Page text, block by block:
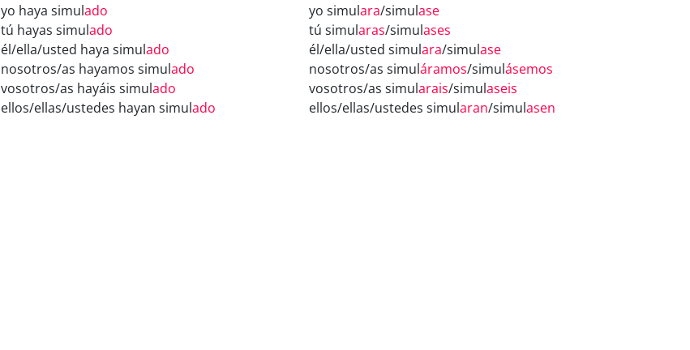
yo haya simulado
tú hayas simulado
él/ella/usted haya simulado
nosotros/as hayamos simulado
vosotros/as hayáis simulado
ellos/ellas/ustedes hayan simulado
yo simulara/simulase
tú simularas/simulases
él/ella/usted simulara/simulase
nosotros/as simuláramos/simulásemos
vosotros/as simularais/simulaseis
ellos/ellas/ustedes simularan/simulasen